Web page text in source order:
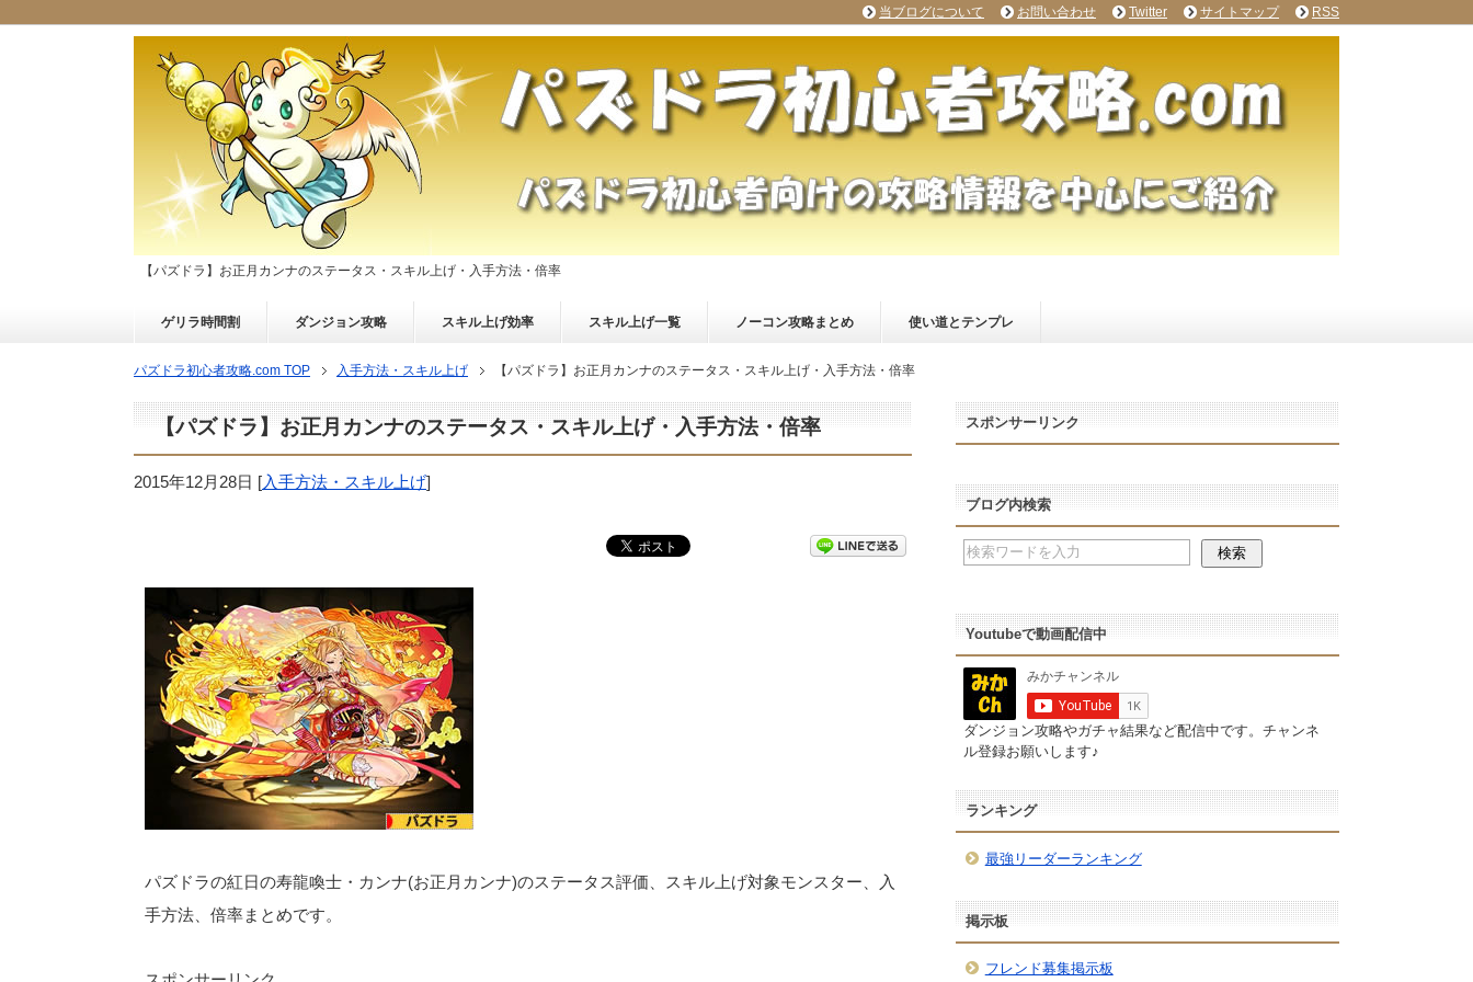
【パズドラ】お正月カンナのステータス・スキル上げ・入手方法・倍率
ゲリラ時間割 ダンジョン攻略 スキル上げ効率 スキル上げ一覧 ノーコン攻略まとめ 使い道とテンプレ
パズドラ初心者攻略.com TOP 入手方法・スキル上げ 【パズドラ】お正月カンナのステータス・スキル上げ・入手方法・倍率
【パズドラ】お正月カンナのステータス・スキル上げ・入手方法・倍率
2015年12月28日 [入手方法・スキル上げ]
パズドラの紅日の寿龍喚士・カンナ(お正月カンナ)のステータス評価、スキル上げ対象モンスター、入
手方法、倍率まとめです。
スポンサーリンク
ブログ内検索
Youtubeで動画配信中
ダンジョン攻略やガチャ結果など配信中です。チャンネ
ル登録お願いします♪
ランキング
最強リーダーランキング
掲示板
フレンド募集掲示板
当ブログについて お問い合わせ Twitter サイトマップ RSS